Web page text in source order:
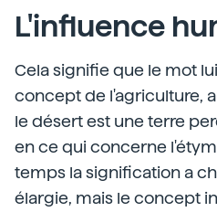
L'influence
Cela signifie que le mot
concept de l'agriculture,
le désert est une terre
en ce qui concerne
temps la signification a
élargie, mais le concept